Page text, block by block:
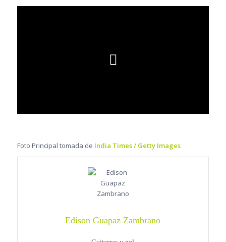
Foto Principal tomada de India Times / Getty Images
Edison Guapaz Zambrano